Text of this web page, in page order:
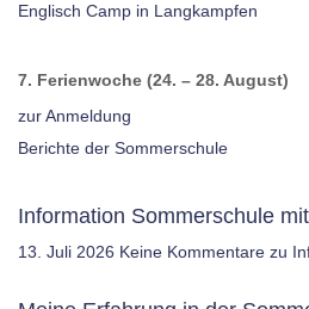
Englisch Camp in Langkampfen
7. Ferienwoche (24. – 28. August)
zur Anmeldung
Berichte der Sommerschule
Information Sommerschule
13. Juli 2026 Keine Kommentare zu